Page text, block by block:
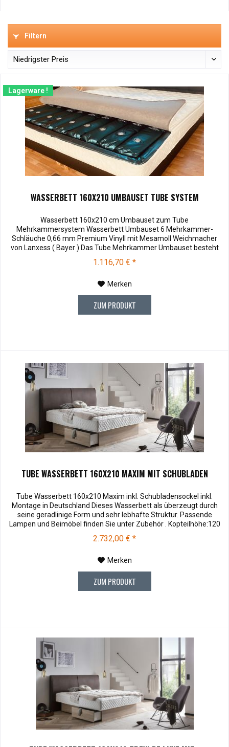
Filtern
Lagerware !
WASSERBETT 160X210 UMBAUSET TUBE SYSTEM
Wasserbett 160x210 cm Umbauset zum Tube
Mehrkammersystem Wasserbett Umbauset 6 Mehrkammer-
Schläuche 0,66 mm Premium Vinyll mit Mesamoll Weichmacher
von Lanxess ( Bayer ) Das Tube Mehrkammer Umbauset besteht
Schaumstoff-Adapterplatte zum Ausgleich von ca. 20 cm auf 10
1.116,70 € *
Merken
ZUM PRODUKT
TUBE WASSERBETT 160X210 MAXIM MIT SCHUBLADEN
Tube Wasserbett 160x210 Maxim inkl. Schubladensockel inkl.
Montage in Deutschland Dieses Wasserbett als überzeugt durch
seine geradlinige Form und sehr lebhafte Struktur. Passende
Lampen und Beimöbel finden Sie unter Zubehör . Kopteilhöhe:120
Muster können vor dem Kauf für € 10,00 zu Ihnen versendet
werden. Bei Rücksendung werden Ihnen die 10,00 € wieder
2.732,00 € *
Merken
ZUM PRODUKT